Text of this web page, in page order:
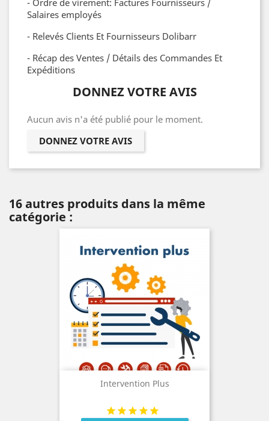
- Ordre de virement: Factures Fournisseurs /
Salaires employés
- Relevés Clients Et Fournisseurs Dolibarr
- Récap des Ventes / Détails des Commandes Et
Expéditions
DONNEZ VOTRE AVIS
Aucun avis n'a été publié pour le moment.
DONNEZ VOTRE AVIS
16 autres produits dans la même
catégorie :
Intervention Plus